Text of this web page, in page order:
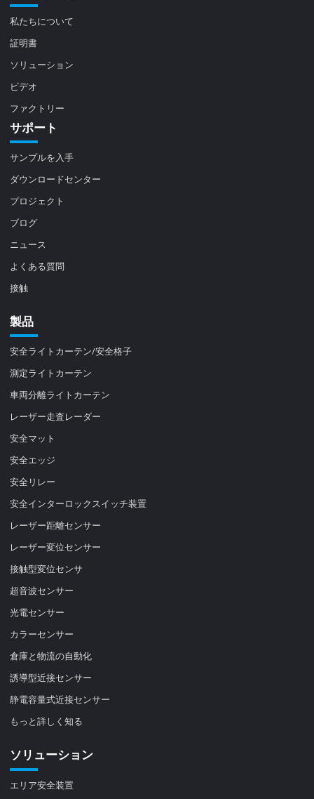
私たちについて
証明書
ソリューション
ビデオ
ファクトリー
サポート
サンプルを入手
ダウンロードセンター
プロジェクト
ブログ
ニュース
よくある質問
接触
製品
安全ライトカーテン/安全格子
測定ライトカーテン
車両分離ライトカーテン
レーザー走査レーダー
安全マット
安全エッジ
安全リレー
安全インターロックスイッチ装置
レーザー距離センサー
レーザー変位センサー
接触型変位センサ
超音波センサー
光電センサー
カラーセンサー
倉庫と物流の自動化
誘導型近接センサー
静電容量式近接センサー
もっと詳しく知る
ソリューション
エリア安全装置